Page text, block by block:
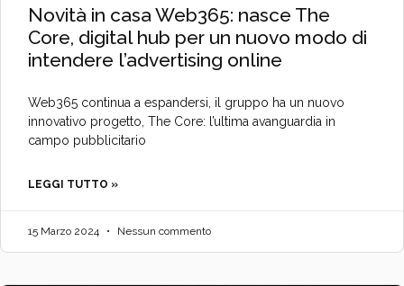
Novità in casa Web365: nasce The
Core, digital hub per un nuovo modo di
intendere l’advertising online
Web365 continua a espandersi, il gruppo ha un nuovo
innovativo progetto, The Core: l’ultima avanguardia in
campo pubblicitario
LEGGI TUTTO »
15 Marzo 2024 Nessun commento